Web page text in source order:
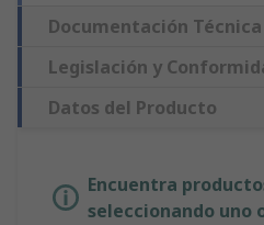
Documentación Técnica
Legislación y
Datos del Producto
Encuentra
seleccionando uno